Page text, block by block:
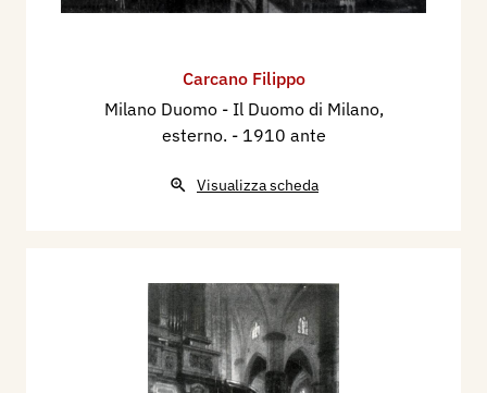
Carcano Filippo
Milano Duomo - Il Duomo di Milano,
esterno. - 1910 ante
Visualizza scheda